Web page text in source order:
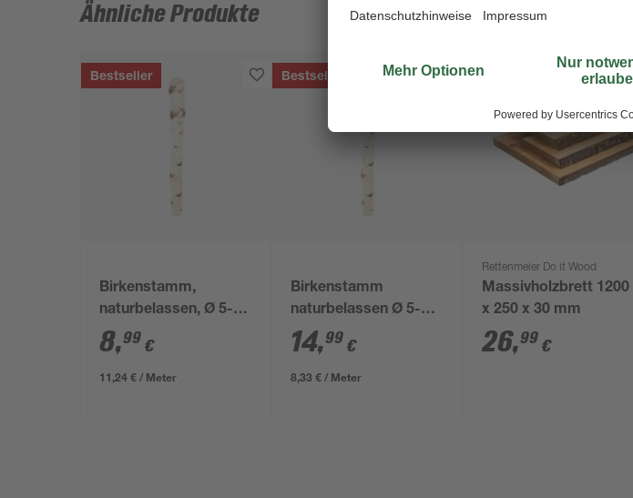
Ähnliche Produkte
Bestseller
Birkenstamm,
naturbelassen, Ø 5-9
x 80 cm
8,99 €
11,24 € / Meter
Bestseller
Birkenstamm
naturbelassen Ø 5-9 x
180 cm
14,99 €
8,33 € / Meter
Bestseller
Rettenmeier Do it Wood
Massivholzbrett 1200
x 250 x 30 mm
26,99 €